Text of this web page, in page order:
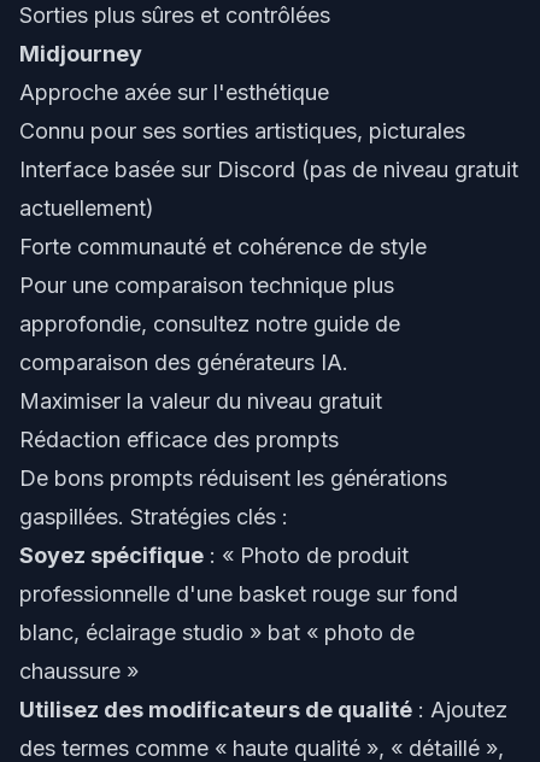
Sorties plus sûres et contrôlées
Midjourney
Approche axée sur l'esthétique
Connu pour ses sorties artistiques, picturales
Interface basée sur Discord (pas de niveau gratuit
actuellement)
Forte communauté et cohérence de style
Pour une comparaison technique plus
approfondie, consultez notre guide de
comparaison des générateurs IA.
Maximiser la valeur du niveau gratuit
Rédaction efficace des prompts
De bons prompts réduisent les générations
gaspillées. Stratégies clés :
Soyez spécifique : « Photo de produit
professionnelle d'une basket rouge sur fond
blanc, éclairage studio » bat « photo de
chaussure »
Utilisez des modificateurs de qualité : Ajoutez
des termes comme « haute qualité », « détaillé »,